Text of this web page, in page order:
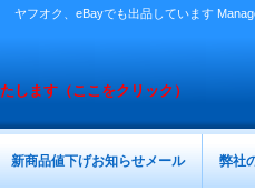
フオク、eBayでも出品しています
します（ここをクリック）
新商品値下げお知らせメール 弊社